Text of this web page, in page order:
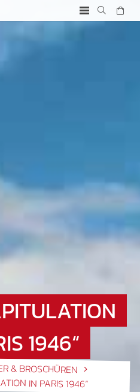
1946“
& BROSCHÜREN
IN PARIS 1946“